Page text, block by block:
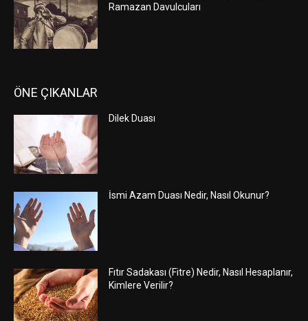
Ramazan Davulcuları
ÖNE ÇIKANLAR
Dilek Duası
İsmi Azam Duası Nedir, Nasıl Okunur?
Fıtır Sadakası (Fitre) Nedir, Nasıl Hesaplanır,
Kimlere Verilir?